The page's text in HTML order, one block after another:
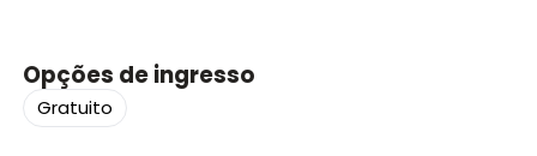
Opções de ingresso
Gratuito